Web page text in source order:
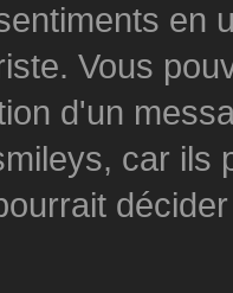
en
Vous
d'un
car ils